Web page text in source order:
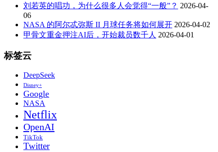
刘若英的唱功，为什么很多人会觉得“一般”？ 2026-04-
06
NASA 的阿尔忒弥斯 II 月球任务将如何展开 2026-04-02
甲骨文重金押注AI后，开始裁员数千人 2026-04-01
标签云
DeepSeek
Disney+
Google
NASA
Netflix
OpenAI
TikTok
Twitter